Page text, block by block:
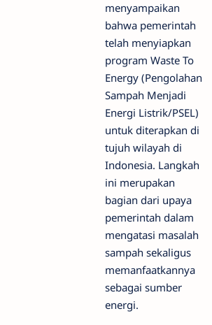
menyampaikan
bahwa pemerintah
telah menyiapkan
program Waste To
Energy (Pengolahan
Sampah Menjadi
Energi Listrik/PSEL)
untuk diterapkan di
tujuh wilayah di
Indonesia. Langkah
ini merupakan
bagian dari upaya
pemerintah dalam
mengatasi masalah
sampah sekaligus
memanfaatkannya
sebagai sumber
energi.